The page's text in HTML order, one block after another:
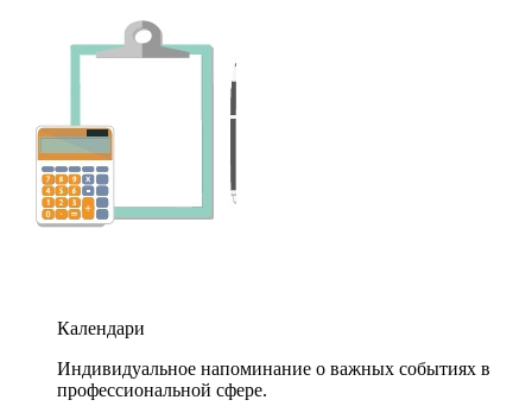
Календари
Индивидуальное напоминание о важных событиях в
профессиональной сфере.